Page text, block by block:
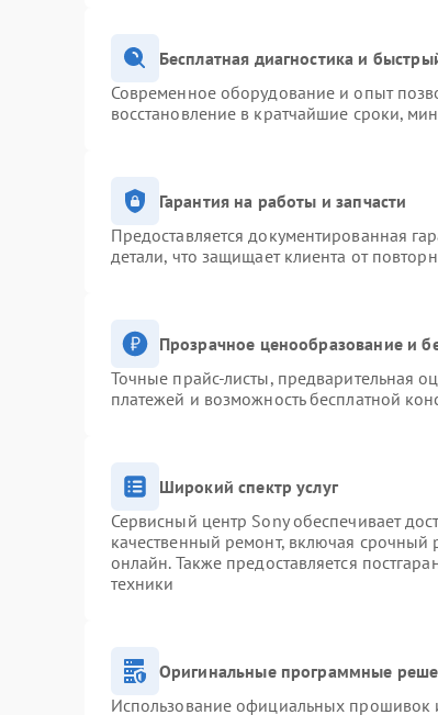
Бесплатная диагностика и
Современное оборудование и опыт
восстановление в кратчайшие сроки,
Гарантия на работы и запчасти
Предоставляется документированная
детали, что защищает клиента от
Прозрачное ценообразование и
Точные прайс-листы, предварительная
платежей и возможность бесплатной
Широкий спектр услуг
Сервисный центр Sony обеспечивает
качественный ремонт, включая срочный
онлайн. Также предоставляется
техники
Оригинальные программные
Использование официальных прошивок